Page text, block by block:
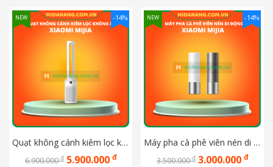
Quạt không cánh kiêm lọc không khí thông minh Xiaomi Mijia WYJHS01ZM
6.900.000đ 5.900.000 đ
-14%
NEW
Máy pha cà phê viên nén di động Xiaomi Mijia
3.500.000đ 3.000.000 đ
-14%
NEW